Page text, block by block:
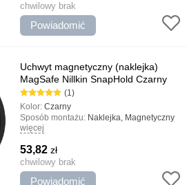
Minimalistyczny design, Może być
używany jako stojak
chwilowy brak
Powiadomić
Uchwyt magnetyczny (naklejka)
MagSafe Nillkin SnapHold Czarny
(1)
Kolor:Czarny
Sposób montażu: Naklejka, Magnetyczny
Rodzaj uchwytu:
magnetyczne MagSafe, Niezawodne
mocowanie, Prosta instalacja
więcej
53,82zł
chwilowy brak
Powiadomić